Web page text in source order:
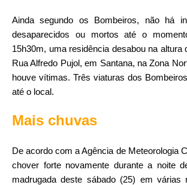
Ainda segundo os Bombeiros, não há
desaparecidos ou mortos até o
15h30m, uma residência desabou na altura
Rua Alfredo Pujol, em Santana, na Zona
houve vítimas. Três viaturas dos
até o local.
Mais chuvas
De acordo com a Agência de Meteorologia
chover forte novamente durante a noite
madrugada deste sábado (25) em várias